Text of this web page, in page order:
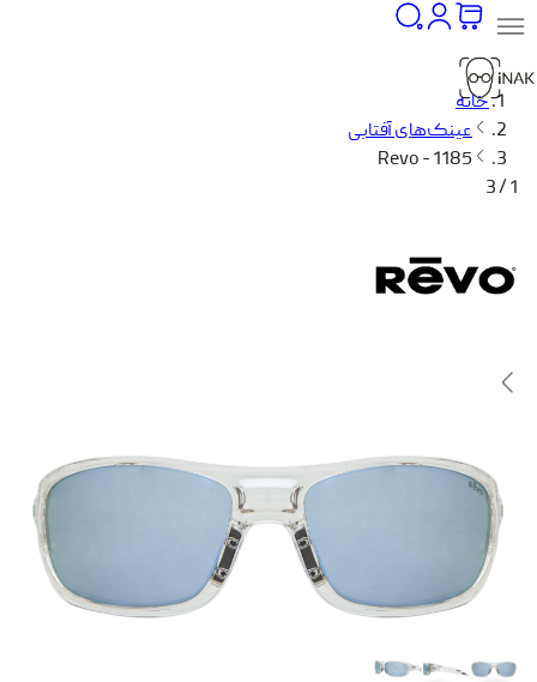
خانه
عینک‌های آفتابی
Revo - 1185
1 / 3